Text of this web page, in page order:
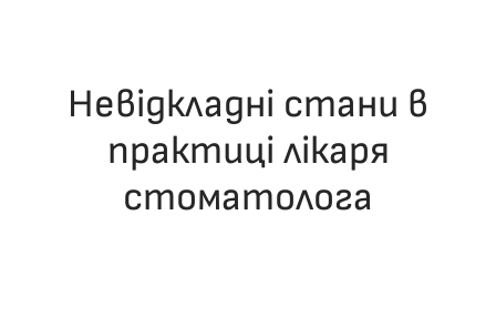
Невідкладні стани в
практиці лікаря
стоматолога